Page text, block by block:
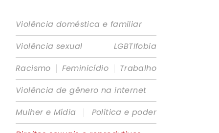
Violência doméstica e familiar
Violência sexual
|
LGBTIfobia
Racismo | Feminicídio | Trabalho
Violência de gênero na internet
Mulher e Mídia
|
Política e poder